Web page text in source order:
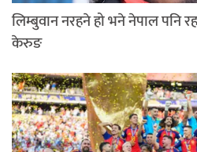
लिम्बुवान नरहने हो भने नेपाल पनि
केरुङ